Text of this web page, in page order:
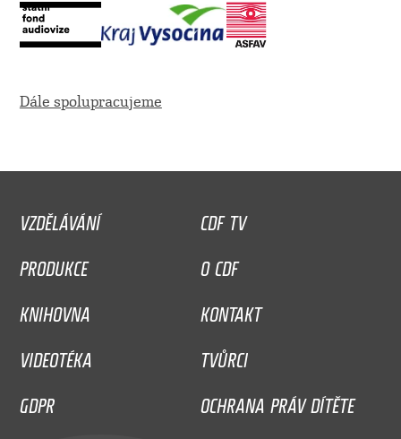
Dále spolupracujeme
VZDĚLÁVÁNÍ
CDF TV
PRODUKCE
O CDF
KNIHOVNA
KONTAKT
VIDEOTÉKA
TVŮRCI
GDPR
OCHRANA PRÁV DÍTĚTE